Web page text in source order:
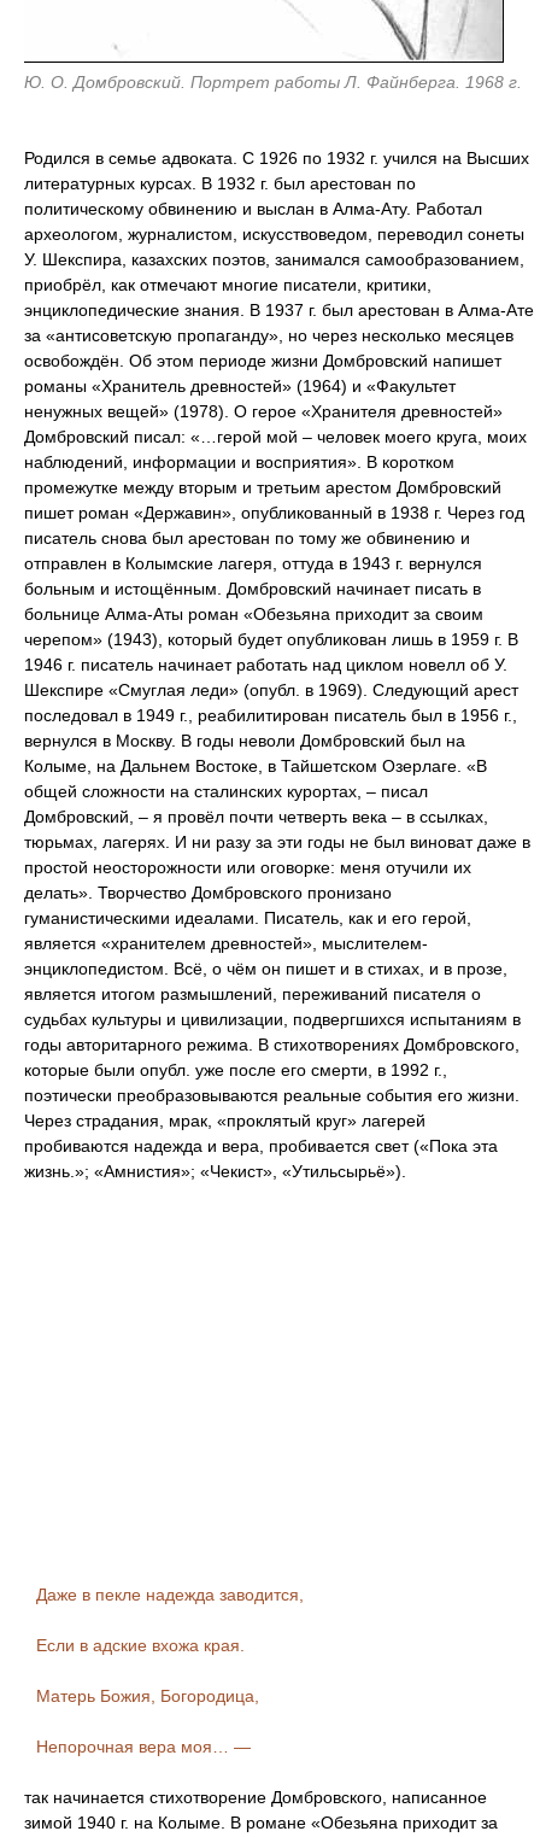
Ю. О. Домбровский. Портрет работы Л. Файнберга. 1968 г.
Родился в семье адвоката. С 1926 по 1932 г. учился на Высших
литературных курсах. В 1932 г. был арестован по
политическому обвинению и выслан в Алма-Ату. Работал
археологом, журналистом, искусствоведом, переводил сонеты
У. Шекспира, казахских поэтов, занимался самообразованием,
приобрёл, как отмечают многие писатели, критики,
энциклопедические знания. В 1937 г. был арестован в Алма-Ате
за «антисоветскую пропаганду», но через несколько месяцев
освобождён. Об этом периоде жизни Домбровский напишет
романы «Хранитель древностей» (1964) и «Факультет
ненужных вещей» (1978). О герое «Хранителя древностей»
Домбровский писал: «…герой мой – человек моего круга, моих
наблюдений, информации и восприятия». В коротком
промежутке между вторым и третьим арестом Домбровский
пишет роман «Державин», опубликованный в 1938 г. Через год
писатель снова был арестован по тому же обвинению и
отправлен в Колымские лагеря, оттуда в 1943 г. вернулся
больным и истощённым. Домбровский начинает писать в
больнице Алма-Аты роман «Обезьяна приходит за своим
черепом» (1943), который будет опубликован лишь в 1959 г. В
1946 г. писатель начинает работать над циклом новелл об У.
Шекспире «Смуглая леди» (опубл. в 1969). Следующий арест
последовал в 1949 г., реабилитирован писатель был в 1956 г.,
вернулся в Москву. В годы неволи Домбровский был на
Колыме, на Дальнем Востоке, в Тайшетском Озерлаге. «В
общей сложности на сталинских курортах, – писал
Домбровский, – я провёл почти четверть века – в ссылках,
тюрьмах, лагерях. И ни разу за эти годы не был виноват даже в
простой неосторожности или оговорке: меня отучили их
делать». Творчество Домбровского пронизано
гуманистическими идеалами. Писатель, как и его герой,
является «хранителем древностей», мыслителем-
энциклопедистом. Всё, о чём он пишет и в стихах, и в прозе,
является итогом размышлений, переживаний писателя о
судьбах культуры и цивилизации, подвергшихся испытаниям в
годы авторитарного режима. В стихотворениях Домбровского,
которые были опубл. уже после его смерти, в 1992 г.,
поэтически преобразовываются реальные события его жизни.
Через страдания, мрак, «проклятый круг» лагерей
пробиваются надежда и вера, пробивается свет («Пока эта
жизнь.»; «Амнистия»; «Чекист», «Утильсырьё»).
Даже в пекле надежда заводится,
Если в адские вхожа края.
Матерь Божия, Богородица,
Непорочная вера моя… —
так начинается стихотворение Домбровского, написанное
зимой 1940 г. на Колыме. В романе «Обезьяна приходит за